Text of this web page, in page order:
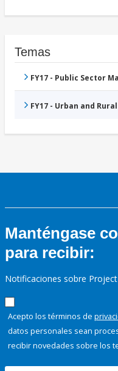
Temas
FY17 - Public Sector
FY17 - Urban and
Manténgase
para recibir:
Notificaciones sobre
Acepto los términos de
datos personales sean
recibir novedades sobre los